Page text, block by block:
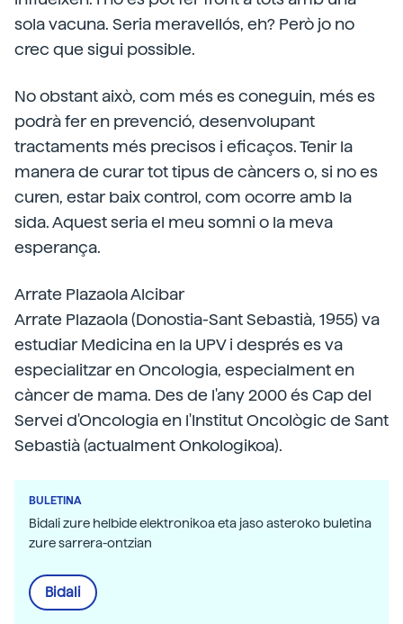
sola vacuna. Seria meravellós, eh? Però jo no
crec que sigui possible.
No obstant això, com més es coneguin, més es
podrà fer en prevenció, desenvolupant
tractaments més precisos i eficaços. Tenir la
manera de curar tot tipus de càncers o, si no es
curen, estar baix control, com ocorre amb la
sida. Aquest seria el meu somni o la meva
esperança.
Arrate Plazaola Alcibar
Arrate Plazaola (Donostia-Sant Sebastià, 1955) va
estudiar Medicina en la UPV i després es va
especialitzar en Oncologia, especialment en
càncer de mama. Des de l'any 2000 és Cap del
Servei d'Oncologia en l'Institut Oncològic de Sant
Sebastià (actualment Onkologikoa).
BULETINA
Bidali zure helbide elektronikoa eta jaso asteroko buletina
zure sarrera-ontzian
Bidali